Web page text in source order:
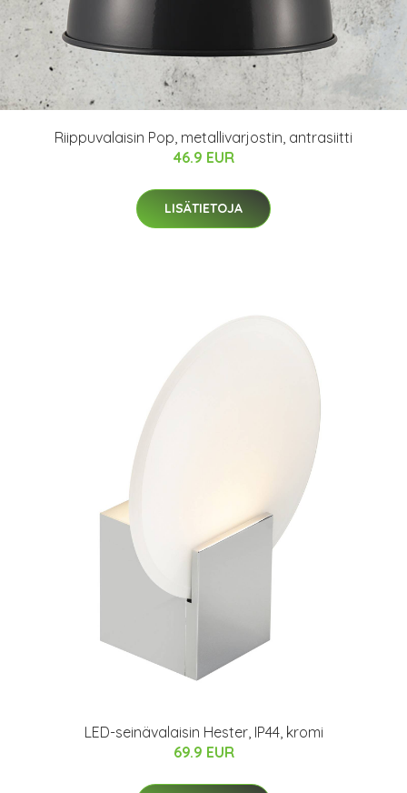
Riippuvalaisin Pop, metallivarjostin, antrasiitti
46.9 EUR
LISÄTIETOJA
LED-seinävalaisin Hester, IP44, kromi
69.9 EUR